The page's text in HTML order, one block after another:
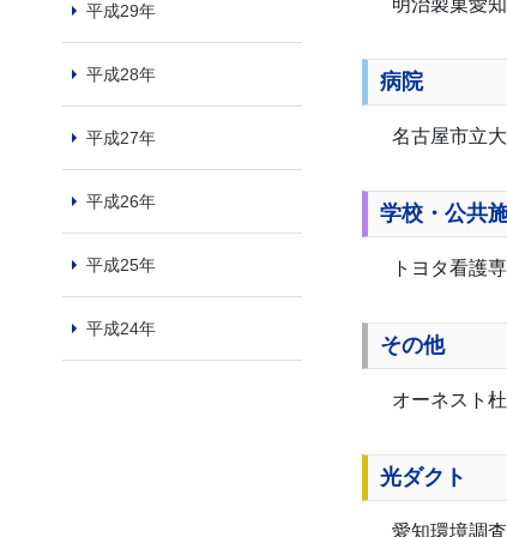
明治製菓愛
病院
名古屋市立
学校・公共
トヨタ看護
その他
オーネスト
光ダクト
愛知環境調
平成29年
平成28年
平成27年
平成26年
平成25年
平成24年